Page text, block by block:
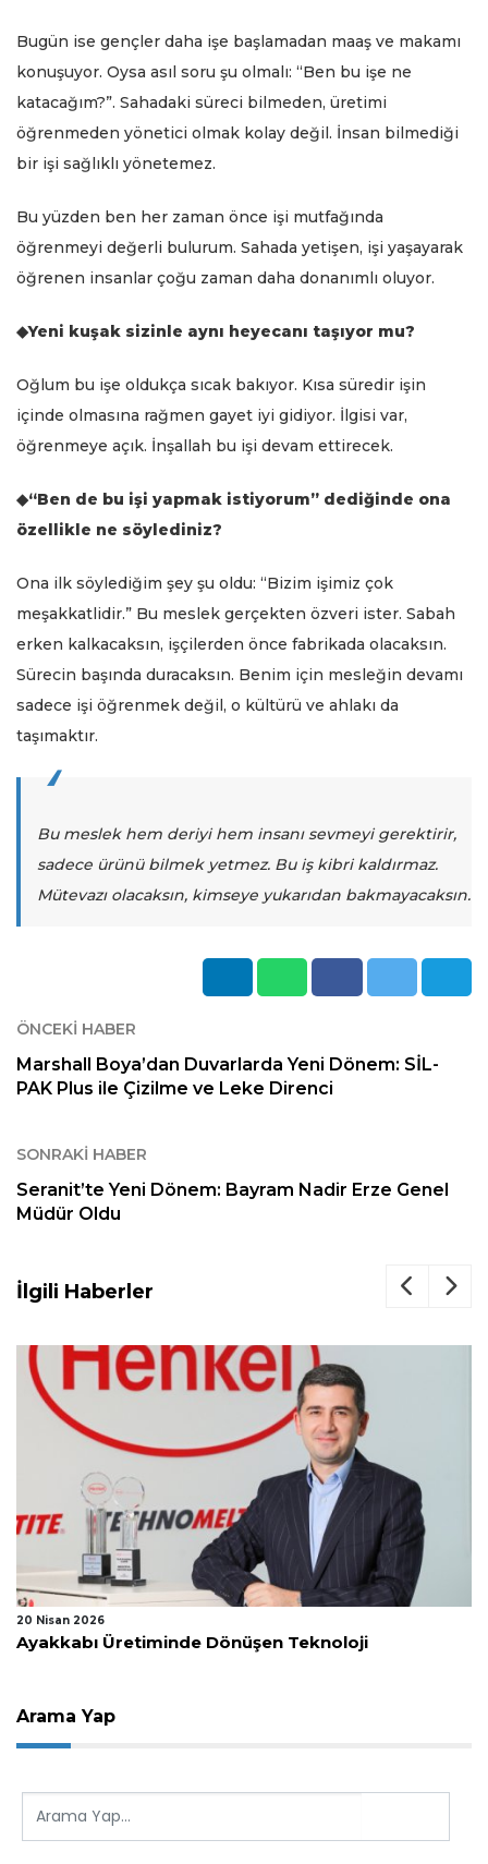
Bugün ise gençler daha işe başlamadan maaş ve makamı
konuşuyor. Oysa asıl soru şu olmalı: “Ben bu işe ne
katacağım?”. Sahadaki süreci bilmeden, üretimi
öğrenmeden yönetici olmak kolay değil. İnsan bilmediği
bir işi sağlıklı yönetemez.
Bu yüzden ben her zaman önce işi mutfağında
öğrenmeyi değerli bulurum. Sahada yetişen, işi yaşayarak
öğrenen insanlar çoğu zaman daha donanımlı oluyor.
◆Yeni kuşak sizinle aynı heyecanı taşıyor mu?
Oğlum bu işe oldukça sıcak bakıyor. Kısa süredir işin
içinde olmasına rağmen gayet iyi gidiyor. İlgisi var,
öğrenmeye açık. İnşallah bu işi devam ettirecek.
◆“Ben de bu işi yapmak istiyorum” dediğinde ona
özellikle ne söylediniz?
Ona ilk söylediğim şey şu oldu: “Bizim işimiz çok
meşakkatlidir.” Bu meslek gerçekten özveri ister. Sabah
erken kalkacaksın, işçilerden önce fabrikada olacaksın.
Sürecin başında duracaksın. Benim için mesleğin devamı
sadece işi öğrenmek değil, o kültürü ve ahlakı da
taşımaktır.
Bu meslek hem deriyi hem insanı sevmeyi gerektirir,
sadece ürünü bilmek yetmez. Bu iş kibri kaldırmaz.
Mütevazı olacaksın, kimseye yukarıdan bakmayacaksın.
ÖNCEKI HABER
Marshall Boya’dan Duvarlarda Yeni Dönem: SİL-
PAK Plus ile Çizilme ve Leke Direnci
SONRAKI HABER
Seranit’te Yeni Dönem: Bayram Nadir Erze Genel
Müdür Oldu
İlgili Haberler
28 Kasım 2025
Kimya ve Vizyon Buluştu: Kemal Ersudaş ile
Arama Yap